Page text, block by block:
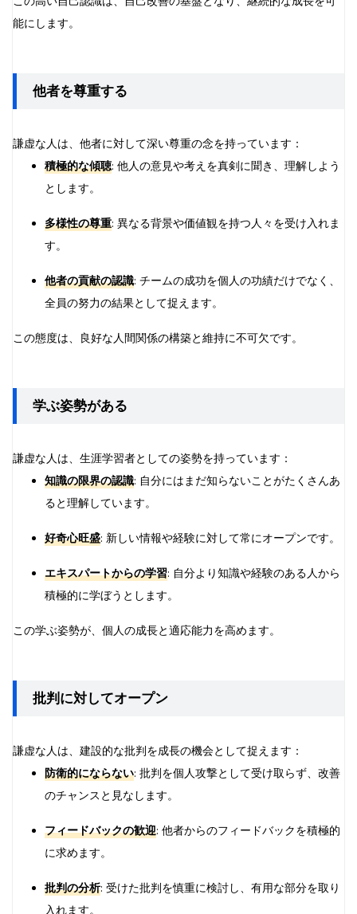
能にします。
他者を尊重する
謙虚な人は、他者に対して深い尊重の念を持っています：
積極的な傾聴: 他人の意見や考えを真剣に聞き、理解しよう
とします。
多様性の尊重: 異なる背景や価値観を持つ人々を受け入れま
す。
他者の貢献の認識: チームの成功を個人の功績だけでなく、
全員の努力の結果として捉えます。
この態度は、良好な人間関係の構築と維持に不可欠です。
学ぶ姿勢がある
謙虚な人は、生涯学習者としての姿勢を持っています：
知識の限界の認識: 自分にはまだ知らないことがたくさんあ
ると理解しています。
好奇心旺盛: 新しい情報や経験に対して常にオープンです。
エキスパートからの学習: 自分より知識や経験のある人から
積極的に学ぼうとします。
この学ぶ姿勢が、個人の成長と適応能力を高めます。
批判に対してオープン
謙虚な人は、建設的な批判を成長の機会として捉えます：
防衛的にならない: 批判を個人攻撃として受け取らず、改善
のチャンスと見なします。
フィードバックの歓迎: 他者からのフィードバックを積極的
に求めます。
批判の分析: 受けた批判を慎重に検討し、有用な部分を取り
入れます。